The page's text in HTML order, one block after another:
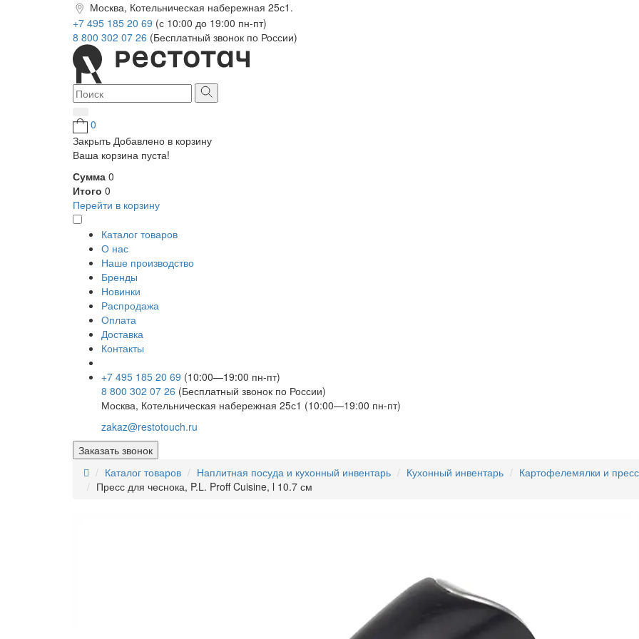
Москва, Котельническая набережная 25с1.
+7 495 185 20 69 (с 10:00 до 19:00 пн-пт)
8 800 302 07 26 (Бесплатный звонок по России)
0
Закрыть Добавлено в корзину
Ваша корзина пуста!
Сумма 0
Итого 0
Перейти в корзину
Каталог товаров
О нас
Наше производство
Бренды
Новинки
Распродажа
Оплата
Доставка
Контакты
+7 495 185 20 69 (10:00—19:00 пн-пт)
8 800 302 07 26 (Бесплатный звонок по России)
Москва, Котельническая набережная 25с1 (10:00—19:00 пн-пт)
zakaz@restotouch.ru
Заказать звонок
Каталог товаров
Наплитная посуда и кухонный инвентарь Кухонный инвентарь Картофелемялки и
Пресс для чеснока, P.L. Proff Cuisine, l 10.7 см